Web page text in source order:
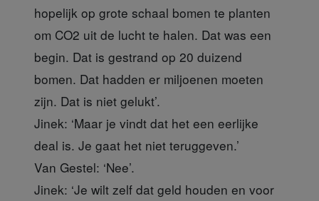
hopelijk op grote schaal bomen te planten
om CO2 uit de lucht te halen. Dat was een
begin. Dat is gestrand op 20 duizend
bomen. Dat hadden er miljoenen moeten
zijn. Dat is niet gelukt’.
Jinek: ‘Maar je vindt dat het een eerlijke
deal is. Je gaat het niet teruggeven.’
Van Gestel: ‘Nee’.
Jinek: ‘Je wilt zelf dat geld houden en voor